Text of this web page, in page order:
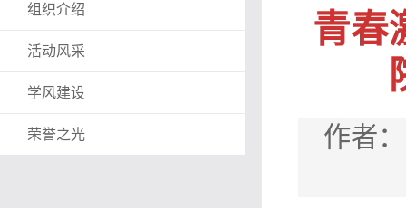
组织介绍
活动风采
学风建设
荣誉之光
青春
作者